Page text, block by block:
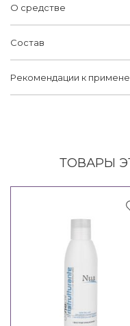
О средстве
Состав
Рекомендации к
ТОВАРЫ